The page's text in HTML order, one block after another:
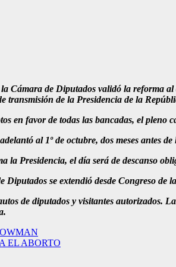
Cámara de Diputados validó la reforma
transmisión de la Presidencia de la
en favor de todas las bancadas, el pleno
al 1º de octubre, dos meses antes
la Presidencia, el día será de descanso
se extendió desde Congreso
de diputados y visitantes autorizados.
EL ABORTO